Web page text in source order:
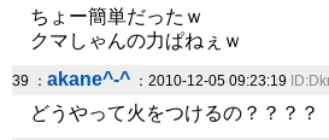
ちょー簡単だったｗ
クマしゃんの力ぱねぇｗ
39 ： akane^-^ ：2010-12-05 09:23:19
どうやって火をつけるの？？？？